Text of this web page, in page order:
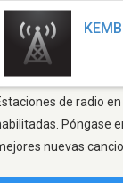
de radio
Póngase
nuevas